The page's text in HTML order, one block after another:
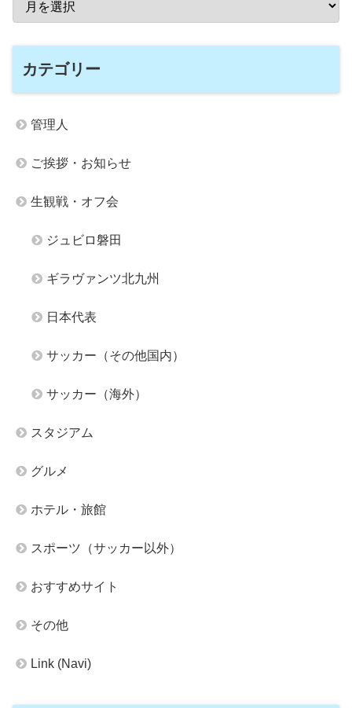
カテゴリー
管理人
ご挨拶・お知らせ
生観戦・オフ会
ジュビロ磐田
ギラヴァンツ北九州
日本代表
サッカー（その他国内）
サッカー（海外）
スタジアム
グルメ
ホテル・旅館
スポーツ（サッカー以外）
おすすめサイト
その他
Link (Navi)